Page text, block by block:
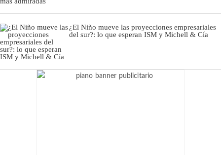
¿El Niño mueve las proyecciones empresariales
del sur?: lo que esperan ISM y Michell & Cía